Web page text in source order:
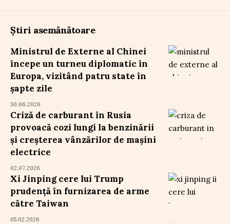
Știri asemănătoare
Ministrul de Externe al Chinei
începe un turneu diplomatic în
Europa, vizitând patru state în
șapte zile
30.06.2026
Criză de carburant în Rusia
provoacă cozi lungi la benzinării
și creșterea vânzărilor de mașini
electrice
02.07.2026
Xi Jinping cere lui Trump
prudență în furnizarea de arme
către Taiwan
05.02.2026